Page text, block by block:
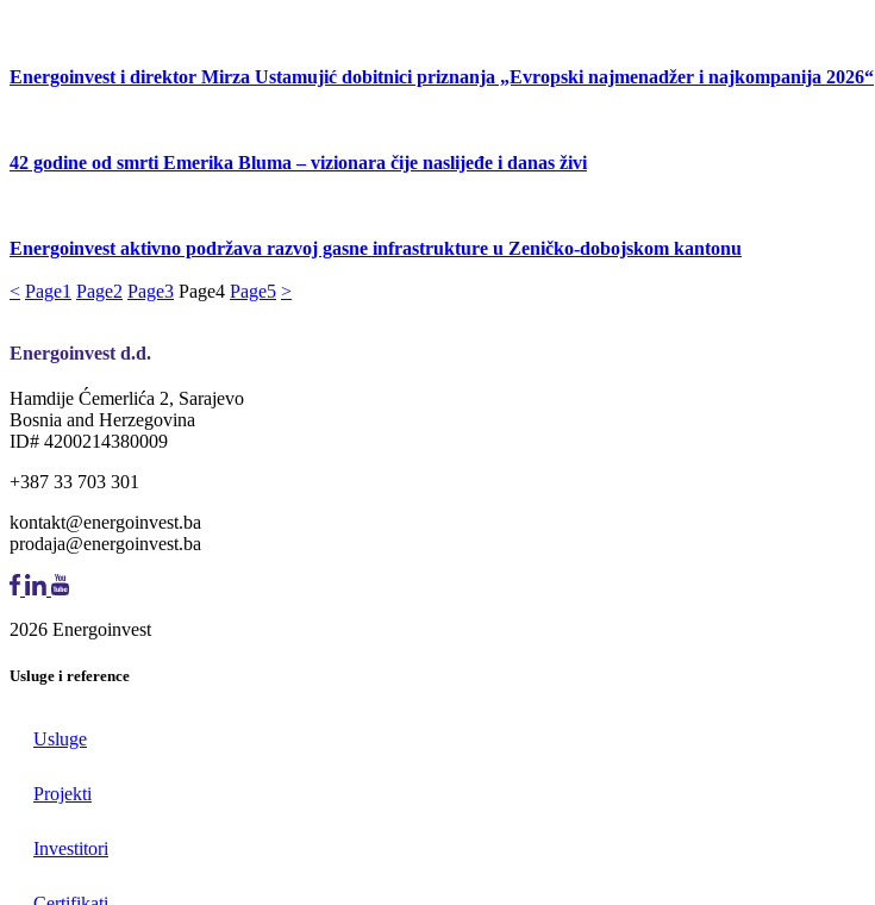
Energoinvest i direktor Mirza Ustamujić dobitnici priznanja „Evropski najmenadžer i najkompanija 2026“
42 godine od smrti Emerika Bluma – vizionara čije naslijeđe i danas živi
Energoinvest aktivno podržava razvoj gasne infrastrukture u Zeničko-dobojskom kantonu
< Page1 Page2 Page3 Page4 Page5 >
Energoinvest d.d.
Hamdije Ćemerlića 2, Sarajevo
Bosnia and Herzegovina
ID# 4200214380009
+387 33 703 301
kontakt@energoinvest.ba
prodaja@energoinvest.ba
2026 Energoinvest
Usluge i reference
Usluge
Projekti
Investitori